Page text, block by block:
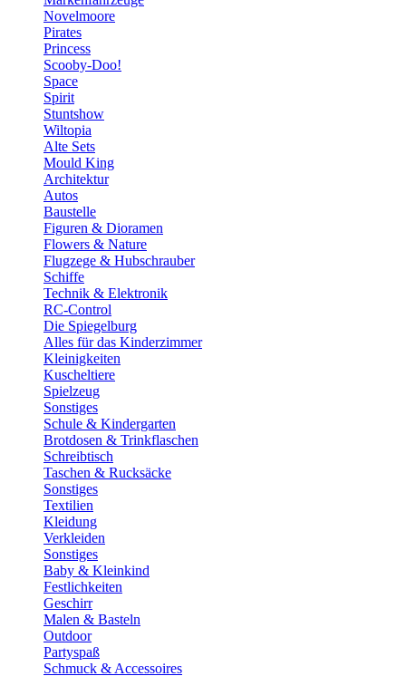
Novelmoore
Pirates
Princess
Scooby-Doo!
Space
Spirit
Stuntshow
Wiltopia
Alte Sets
Mould King
Architektur
Autos
Baustelle
Figuren & Dioramen
Flowers & Nature
Flugzege & Hubschrauber
Schiffe
Technik & Elektronik
RC-Control
Die Spiegelburg
Alles für das Kinderzimmer
Kleinigkeiten
Kuscheltiere
Spielzeug
Sonstiges
Schule & Kindergarten
Brotdosen & Trinkflaschen
Schreibtisch
Taschen & Rucksäcke
Sonstiges
Textilien
Kleidung
Verkleiden
Sonstiges
Baby & Kleinkind
Festlichkeiten
Geschirr
Malen & Basteln
Outdoor
Partyspaß
Schmuck & Accessoires